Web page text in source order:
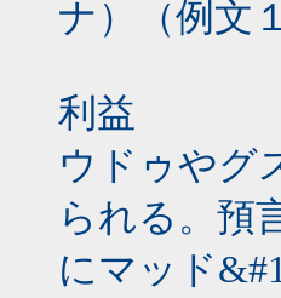
ナ）（例文
利益
ウドゥやグ
られる。預
にマッド